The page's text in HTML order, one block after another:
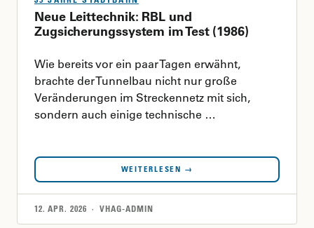
Neue Leittechnik: RBL und
Zugsicherungssystem im Test (1986)
Wie bereits vor ein paar Tagen erwähnt,
brachte der Tunnelbau nicht nur große
Veränderungen im Streckennetz mit sich,
sondern auch einige technische …
WEITERLESEN →
12. APR. 2026 · VHAG-ADMIN